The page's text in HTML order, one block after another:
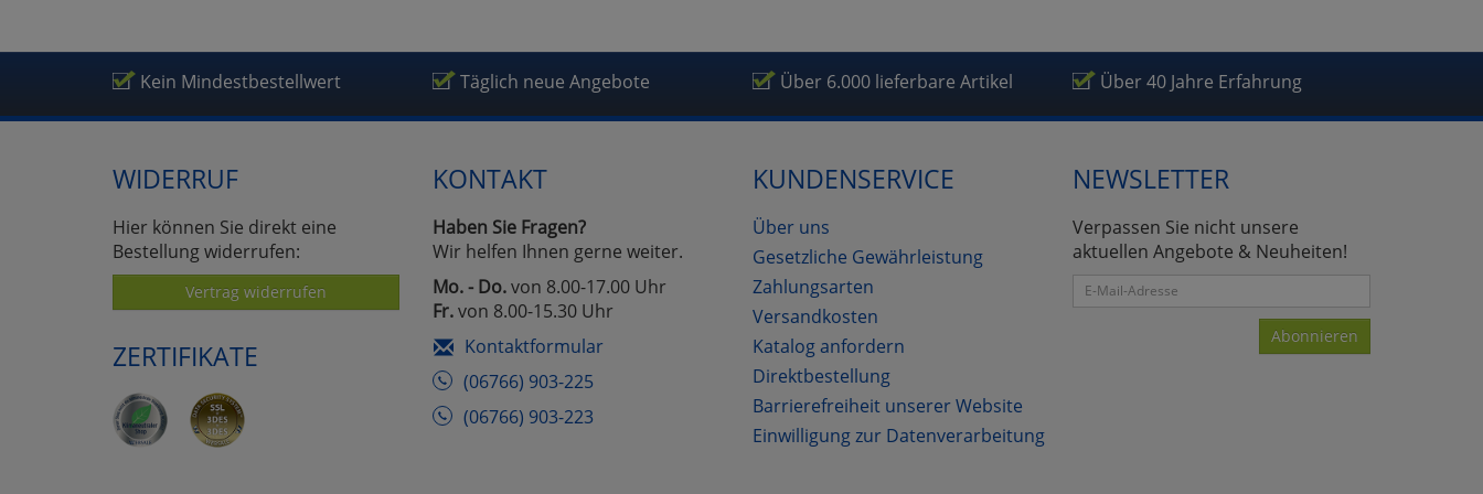
Kein Mindestbestellwert Täglich neue Angebote Über 6.000 lieferbare Artikel Über 40 Jahre Erfahrung
WIDERRUF
Hier können Sie direkt eine
Bestellung widerrufen:
Vertrag widerrufen
ZERTIFIKATE
KONTAKT
Haben Sie Fragen?
Wir helfen Ihnen gerne weiter.
Mo. - Do.von 8.00-17.00 Uhr
Fr.von 8.00-15.30 Uhr
Kontaktformular
(06766) 903-225
(06766) 903-223
KUNDENSERVICE
Über uns
Gesetzliche Gewährleistung
Zahlungsarten
Versandkosten
Katalog anfordern
Direktbestellung
Barrierefreiheit unserer Website
Einwilligung zur Datenverarbeitung
NEWSLETTER
Verpassen Sie nicht unsere
aktuellen Angebote & Neuheiten!
Abonnieren
Cookies
Alle Akzeptieren Cookies
Einstellungen speichern
zurückzu Haupptseite Zustimmung Datenverarbeitung (Seitenende)